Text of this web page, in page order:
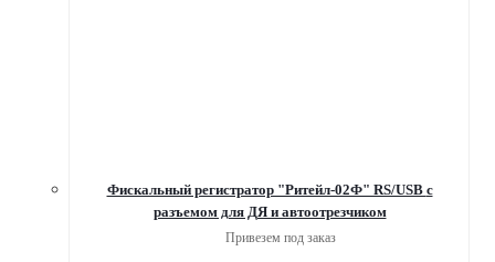
Фискальный регистратор "Ритейл-02Ф" RS/USB с
разъемом для ДЯ и автоотрезчиком
Привезем под заказ